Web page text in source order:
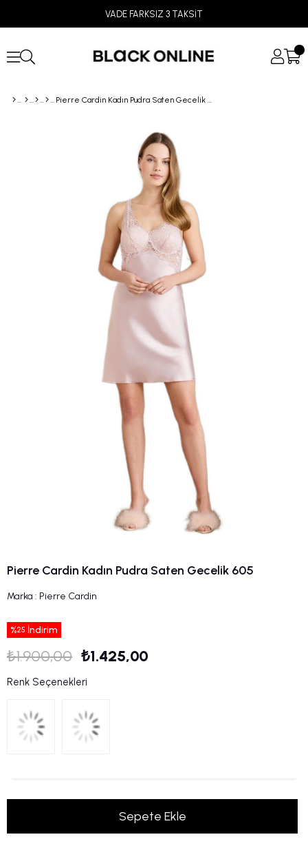
VADE FARKSIZ 3 TAKSİT
Pierre Cardin Kadın Pudra Saten Gecelik 605
Pierre Cardin Kadın Pudra Saten Gecelik 605
Marka : Pierre Cardin
%25 İndirim
₺1.900,00 ₺1.425,00
Renk Seçenekleri